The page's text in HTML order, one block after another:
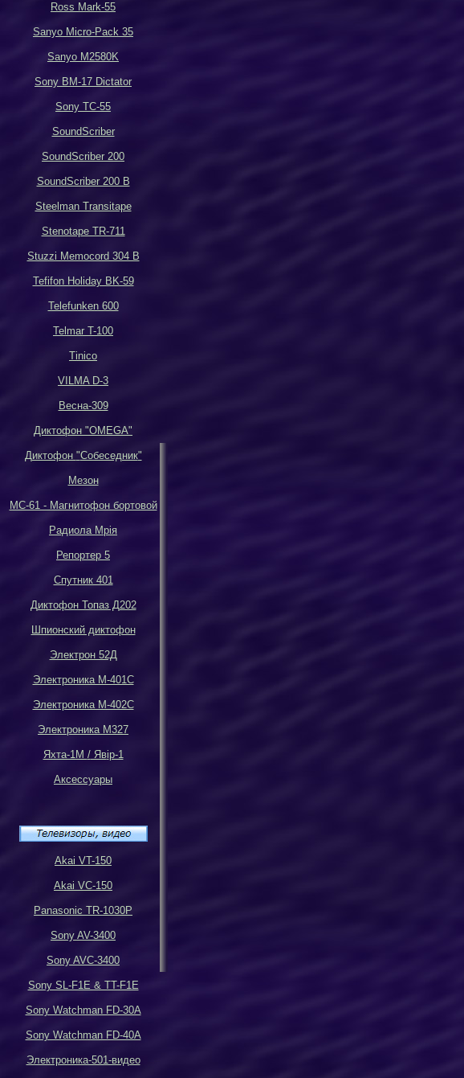
Ross Mark-55
Sanyo Micro-Pack 35
Sanyo M2580K
Sony BM-17 Dictator
Sony TC-55
SoundScriber
SoundScriber 200
SoundScriber 200 B
Steelman Transitape
Stenotape TR-711
Stuzzi Memocord 304 B
Tefifon Holiday BK-59
Telefunken 600
Telmar T-100
Tinico
VILMA D-3
Весна-309
Диктофон "OMEGA"
Диктофон "Собеседник"
Мезон
МС-61 - Магнитофон бортовой
Радиола Мрiя
Репортер 5
Спутник 401
Диктофон Топаз Д202
Шпионский диктофон
Электрон 52Д
Электроника М-401С
Электроника М-402С
Электроника М327
Яхта-1М /Явiр-1
Аксессуары
Akai VT-150
Akai VC-150
Panasonic TR-1030P
Sony AV-3400
Sony AVC-3400
Sony SL-F1E & TT-F1E
Sony Watchman FD-30A
Sony Watchman FD-40A
Электроника-501-видео